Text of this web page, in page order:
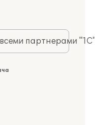
партнерами